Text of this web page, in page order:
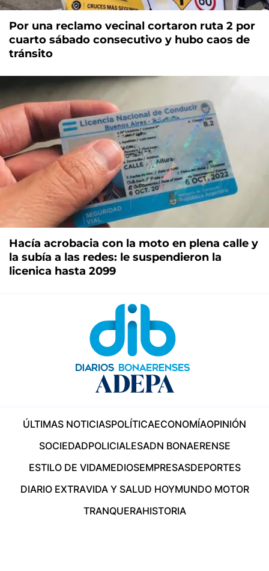
Por una reclamo vecinal cortaron ruta 2 por
cuarto sábado consecutivo y hubo caos de
tránsito
Hacía acrobacia con la moto en plena calle y
la subía a las redes: le suspendieron la
licenica hasta 2099
ÚLTIMAS NOTICIASPOLÍTICAECONOMÍAOPINIÓN
SOCIEDADPOLICIALESADN BONAERENSE
ESTILO DE VIDAMEDIOSEMPRESASDEPORTES
DIARIO EXTRAVIDA Y SALUD HOYMUNDO MOTOR
TRANQUERAHISTORIA